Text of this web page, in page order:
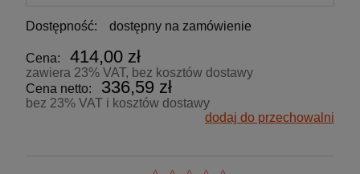
Dostępność: dostępny na zamówienie
Cena: 414,00 zł
zawiera 23% VAT, bez kosztów dostawy
Cena netto:
336,59 zł
bez 23% VAT i kosztów dostawy
dodaj do przechowalni